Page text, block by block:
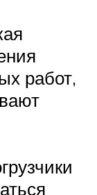
работ,